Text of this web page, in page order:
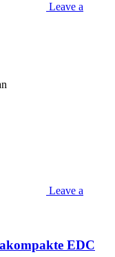
Leave a
Leave a
EDC